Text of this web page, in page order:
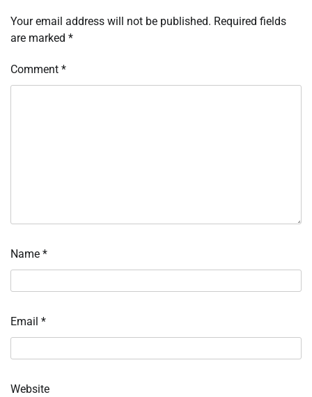
Your email address will not be published. Required fields
are marked *
Comment *
Name *
Email *
Website